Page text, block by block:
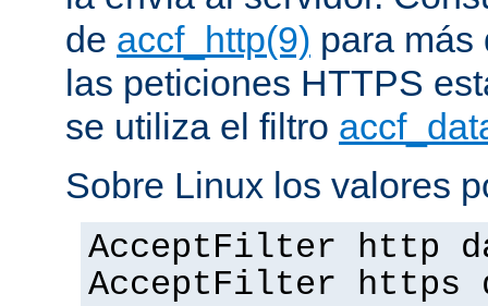
de accf_http(9) para más
las peticiones HTTPS
se utiliza el filtro
Sobre Linux los valores
AcceptFilter http
AcceptFilter https